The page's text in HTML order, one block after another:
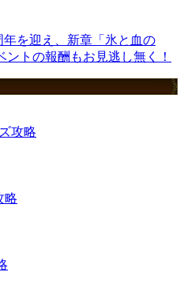
年を迎え、新章「氷と血の
トの報酬もお見逃し無く！
攻略
略